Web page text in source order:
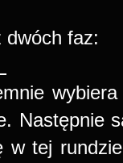
dwóch faz:
Następnie
w tej